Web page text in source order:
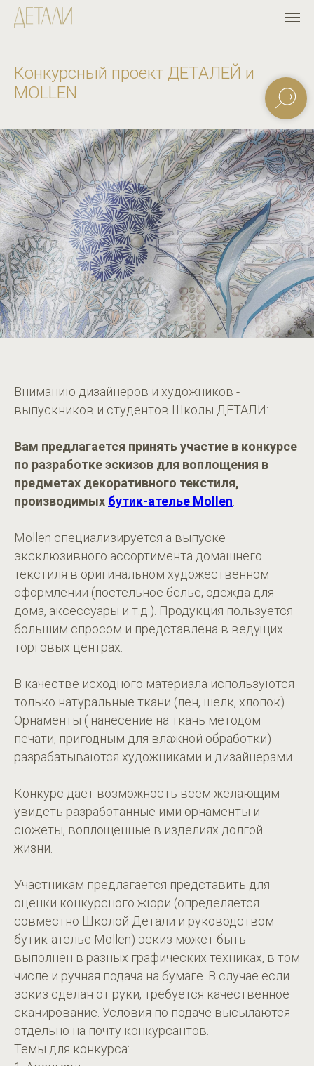
Конкурсный проект ДЕТАЛЕЙ и
MOLLEN
Вниманию дизайнеров и художников -
выпускников и студентов Школы ДЕТАЛИ:
Вам предлагается принять участие в конкурсе
по разработке эскизов для воплощения в
предметах декоративного текстиля,
производимых бутик-ателье Mollen
Mollen специализируется а выпуске
эксклюзивного ассортимента домашнего
текстиля в оригинальном художественном
оформлении (постельное белье, одежда для
дома, аксессуары и т.д.). Продукция пользуется
большим спросом и представлена в ведущих
торговых центрах.
В качестве исходного материала используются
только натуральные ткани (лен, шелк, хлопок).
Орнаменты ( нанесение на ткань методом
печати, пригодным для влажной обработки)
разрабатываются художниками и дизайнерами.
Конкурс дает возможность всем желающим
увидеть разработанные ими орнаменты и
сюжеты, воплощенные в изделиях долгой
жизни.
Участникам предлагается представить для
оценки конкурсного жюри (определяется
совместно Школой Детали и руководством
бутик-ателье Mollen) эскиз может быть
выполнен в разных графических техниках, в том
числе и ручная подача на бумаге. В случае если
эскиз сделан от руки, требуется качественное
сканирование. Условия по подаче высылаются
отдельно на почту конкурсантов.
Темы для конкурса: